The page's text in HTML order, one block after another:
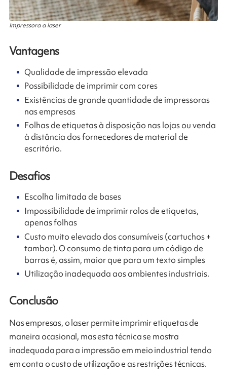
Impressora a laser
Vantagens
Qualidade de impressão elevada
Possibilidade de imprimir com cores
Existências de grande quantidade de impressoras
nas empresas
Folhas de etiquetas à disposição nas lojas ou venda
à distância dos fornecedores de material de
escritório.
Desafios
Escolha limitada de bases
Impossibilidade de imprimir rolos de etiquetas,
apenas folhas
Custo muito elevado dos consumíveis (cartuchos +
tambor). O consumo de tinta para um código de
barras é, assim, maior que para um texto simples
Utilização inadequada aos ambientes industriais.
Conclusão
Nas empresas, o laser permite imprimir etiquetas de
maneira ocasional, mas esta técnica se mostra
inadequada para a impressão em meio industrial tendo
em conta o custo de utilização e as restrições técnicas.